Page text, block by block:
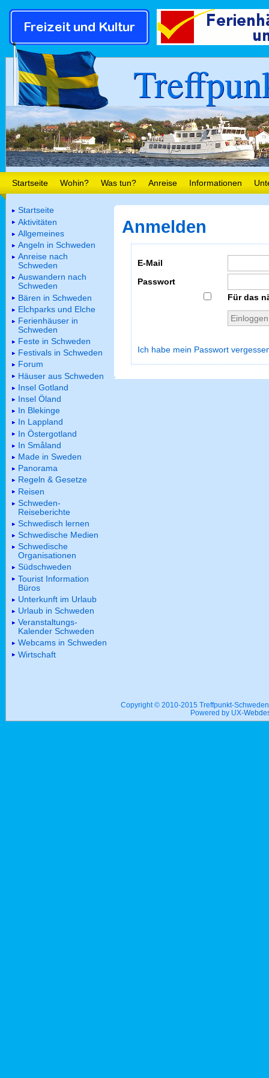
Startseite Wohin? Was tun? Anreise Informationen
Anmelden
E-Mail
Passwort
Für das
Ich habe mein Passwort
Startseite
Aktivitäten
Allgemeines
Angeln in Schweden
Anreise nach
Schweden
Auswandern nach
Schweden
Bären in Schweden
Elchparks und Elche
Ferienhäuser in
Schweden
Feste in Schweden
Festivals in Schweden
Forum
Häuser aus Schweden
Insel Gotland
Insel Öland
In Blekinge
In Lappland
In Östergotland
In Småland
Made in Sweden
Panorama
Regeln & Gesetze
Reisen
Schweden-
Reiseberichte
Schwedisch lernen
Schwedische Medien
Schwedische
Organisationen
Südschweden
Tourist Information
Büros
Unterkunft im Urlaub
Urlaub in Schweden
Veranstaltungs-
Kalender Schweden
Webcams in Schweden
Wirtschaft
Copyright © 2010-2015 Treffpunkt-
Powered by UX-